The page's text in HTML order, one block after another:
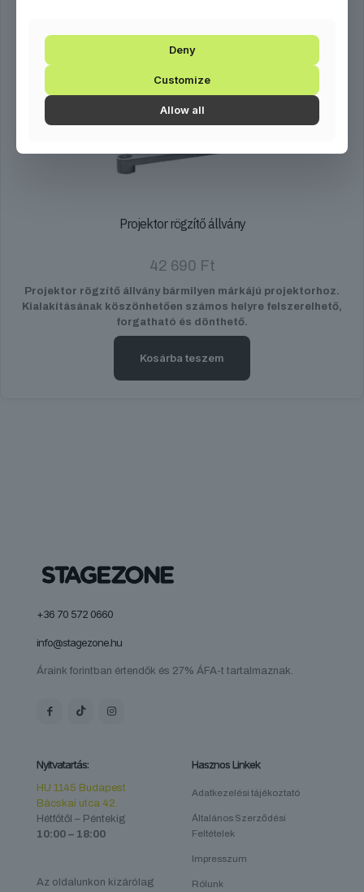
Projektor rögzítő állvány
42 690 Ft
Projektor rögzítő állvány bármilyen márkájú projektorhoz.
Kialakításának köszönhetően számos helyre felszerelhető,
forgatható és dönthető.
Kosárba teszem
+36 70 572 0660
info@stagezone.hu
Áraink forintban értendők és 27% ÁFA-t tartalmaznak.
Nyitvatartás:
HU 1145 Budapest
Bácskai utca 42.
Hétfőtől – Péntekig
10:00 – 18:00
Az oldalunkon kizárólag
Hasznos Linkek
Adatkezelési tájékoztató
Általános Szerződési
Feltételek
Impresszum
Rólunk
Deny
Customize
Allow all